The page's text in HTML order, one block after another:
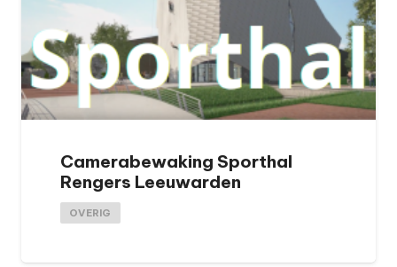
Camerabewaking Sporthal
Rengers Leeuwarden
OVERIG